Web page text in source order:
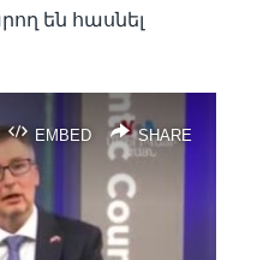
են հասնել
EMBED SHARE